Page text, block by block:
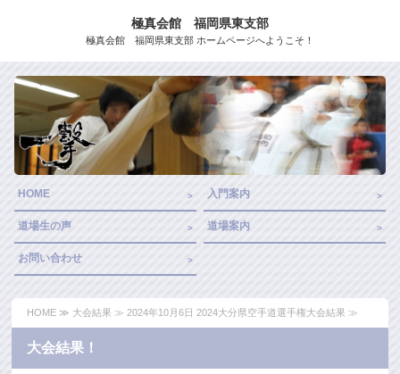
極真会館 福岡県東支部
極真会館 福岡県東支部 ホームページへようこそ！
HOME 入門案内
道場生の声 道場案内
お問い合わせ
HOME ≫ 大会結果 ≫ 2024年10月6日 2024大分県空手道選手権大会結果 ≫
大会結果！